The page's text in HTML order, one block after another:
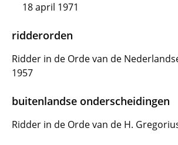
18 april 1971
ridderorden
Ridder in de Orde van de
1957
buitenlandse onderscheidingen
Ridder in de Orde van de H.